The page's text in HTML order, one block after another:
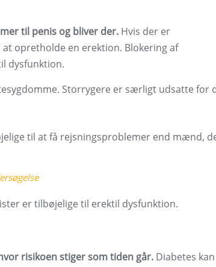
til penis og bliver der. Hvis der er
opretholde en erektion. Blokering af
dysfunktion.
Storrygere er særligt udsatte for
til at få rejsningsproblemer end mænd,
er tilbøjelige til erektil dysfunktion.
risikoen stiger som tiden går. Diabetes kan